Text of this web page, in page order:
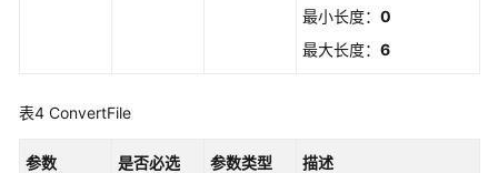
集
最小长度： 0
最大长度： 6
表4 ConvertFile
参数 是否必选 参数类型 描述